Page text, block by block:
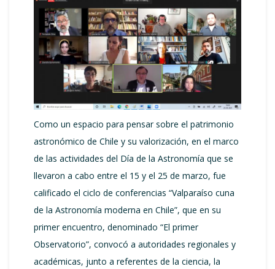
Como un espacio para pensar sobre el patrimonio
astronómico de Chile y su valorización, en el marco
de las actividades del Día de la Astronomía que se
llevaron a cabo entre el 15 y el 25 de marzo, fue
calificado el ciclo de conferencias “Valparaíso cuna
de la Astronomía moderna en Chile”, que en su
primer encuentro, denominado “El primer
Observatorio”, convocó a autoridades regionales y
académicas, junto a referentes de la ciencia, la